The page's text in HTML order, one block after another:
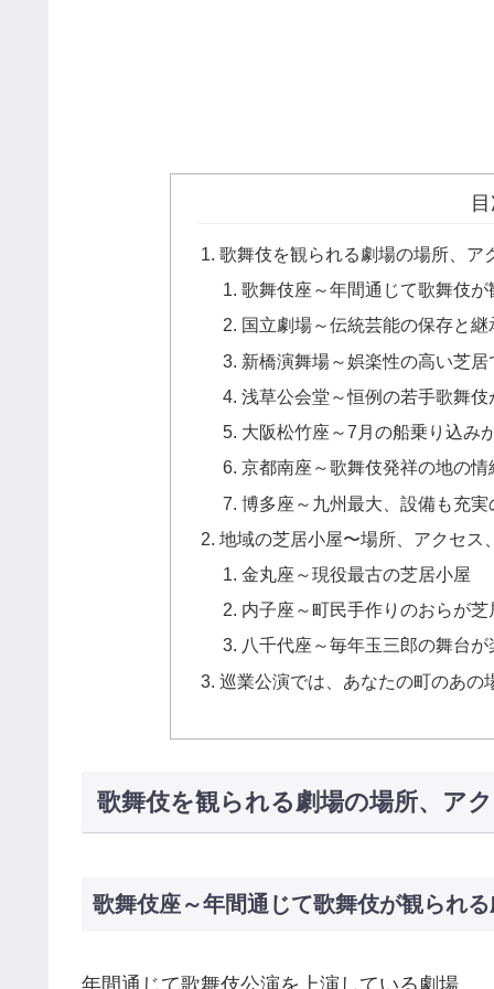
歌舞伎を観られる劇場の場所、ア
歌舞伎座～年間通じて歌舞伎が
国立劇場～伝統芸能の保存と
新橋演舞場～娯楽性の高い芝
浅草公会堂～恒例の若手歌舞伎
大阪松竹座～7月の船乗り込み
京都南座～歌舞伎発祥の地の情
博多座～九州最大、設備も充実
地域の芝居小屋〜場所、アクセス
金丸座～現役最古の芝居小屋
内子座～町民手作りのおらが芝
八千代座～毎年玉三郎の舞台
巡業公演では、あなたの町のあの
歌舞伎を観られる劇場の場所、ア
歌舞伎座～年間通じて歌舞伎が観られ
年間通じて歌舞伎公演を上演している劇場。